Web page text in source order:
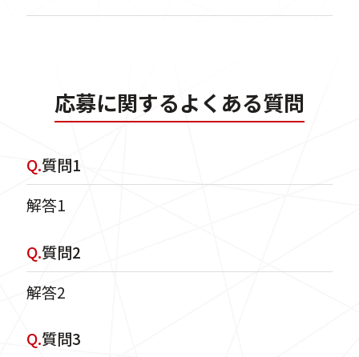
応募に関するよくある質問
Q.質問1
解答1
Q.質問2
解答2
Q.質問3